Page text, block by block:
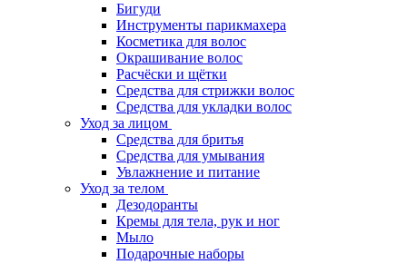
Бигуди
Инструменты парикмахера
Косметика для волос
Окрашивание волос
Расчёски и щётки
Средства для стрижки волос
Средства для укладки волос
Уход за лицом
Средства для бритья
Средства для умывания
Увлажнение и питание
Уход за телом
Дезодоранты
Кремы для тела, рук и ног
Мыло
Подарочные наборы